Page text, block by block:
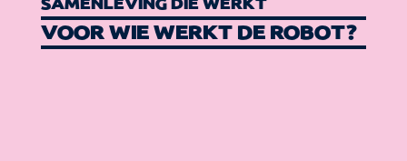
SAMENLEVING DIE WERKT
VOOR WIE WERKT DE ROBOT?